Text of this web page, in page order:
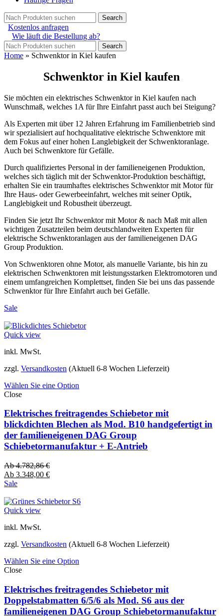
Search
Kostenlos anfragen
Wie läuft die Bestellung ab?
Search
Home » Schwenktor in Kiel kaufen
Schwenktor in Kiel kaufen
Sie möchten ein elektrisches Schwenktor in Kiel kaufen nach
Wunschmaß, welches 1A für Ihre Einfahrt passt auch bei Steigung?
Als Experten mit über 12 Jahren Erfahrung im Familienbetrieb sind
wir spezialisiert auf hochqualitative elektrische Schwenktore mit
dem Fokus auf einer hohen Langlebigkeit der Schwenktoranlage.
Auch bei Schwenktore für Gefälle.
Durch qualifiziertes Personal in der familieneigenen Produktion,
welches sich täglich mit der Schwenktor-Produktion beschäftigt,
erhalten Sie ein traumhaftes elektrisches Schwenktor mit Motor für
Ihre Haus- oder Gewerbeeinfahrt, welches mit seiner Optik,
Langlebigkeit und Robustheit überzeugt.
Finden Sie jetzt Ihr Schwenktor mit Motor & nach Maß mit allen
wichtigen Zusatzteilen beim deutschlandweiten Experten für
elektrische Schwenktoranlagen aus der familieneigenen DAG
Group Produktion.
Von Schwenktoren ohne Motor, als manuelle Variante, bis hin zu
elektrischen Schwenktoren mit leistungsstarken Elektromotoren und
einem umfangreichen Komplettset, finden Sie bei uns das passende
Schwenktor für Ihre Einfahrt auch bei Gefälle.
Sale
Quick view
inkl. MwSt.
zzgl. Versandkosten (Aktuell 6-8 Wochen Lieferzeit)
Wählen Sie eine Option
Close
Elektrisches freitragendes Schiebetor mit
blickdichten Blechen als Mod. B10 handgefertigt in
der familieneigenen DAG Group
Schiebetormanufaktur + E-Antrieb
Ab4.782,86€
Ab 3.348,00 €
Sale
Quick view
inkl. MwSt.
zzgl. Versandkosten (Aktuell 6-8 Wochen Lieferzeit)
Wählen Sie eine Option
Close
Elektrisches freitragendes Schiebetor mit
Doppelstabmatten 6/5/6 als Mod. S6 aus der
familieneigenen DAG Group Schiebetormanufaktur